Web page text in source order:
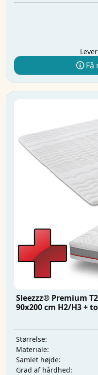
Få
Sleezzz® Premium
90x200 cm H2/H3 +
Størrelse:
Materiale:
Samlet højde:
Grad af hårdhed: